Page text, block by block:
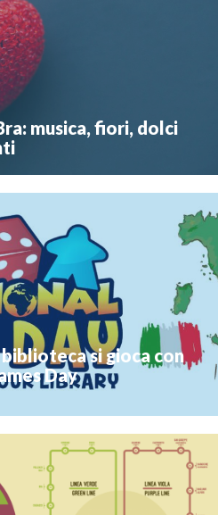
anni ‘80, la street art è oggi anche
e recupero di spazi cittadini. Il
e in collaborazione con la Consulta
questa sfida di arte pubblica
musica, fiori, dolci
Valentino e la città di Bra è pronta a
per gli innamorati. Musica, fiori e
per festeggiare un romantico San
Venerdì 10 febbraio, alle 21 al Teatro
Novità
si gioca con
Day
19 novembre 2016 anche a Bra si
Day, giornata internazionale del